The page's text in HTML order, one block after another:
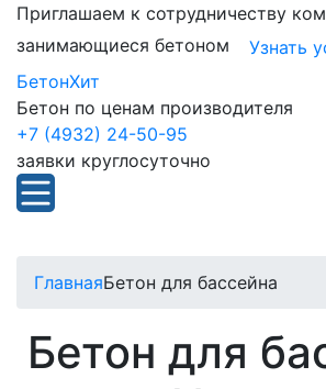
Приглашаем к сотрудничеству
занимающиеся бетоном
Узнать
БетонХит
Бетон по ценам производителя
+7 (4932) 24-50-95
заявки круглосуточно
ГлавнаяБетон для бассейна
Бетон для